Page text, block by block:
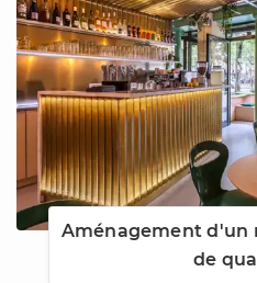
Aménagement d'un
de